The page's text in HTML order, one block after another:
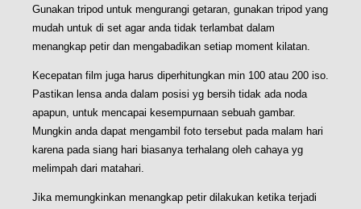
Gunakan tripod untuk mengurangi getaran, gunakan tripod yang
mudah untuk di set agar anda tidak terlambat dalam
menangkap petir dan mengabadikan setiap moment kilatan.
Kecepatan film juga harus diperhitungkan min 100 atau 200 iso.
Pastikan lensa anda dalam posisi yg bersih tidak ada noda
apapun, untuk mencapai kesempurnaan sebuah gambar.
Mungkin anda dapat mengambil foto tersebut pada malam hari
karena pada siang hari biasanya terhalang oleh cahaya yg
melimpah dari matahari.
Jika memungkinkan menangkap petir dilakukan ketika terjadi